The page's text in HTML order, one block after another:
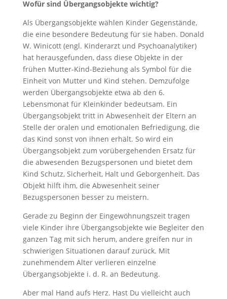
Wofür sind Übergangsobjekte wichtig?
Als Übergangsobjekte wählen Kinder Gegenstände,
die eine besondere Bedeutung für sie haben. Donald
W. Winicott (engl. Kinderarzt und Psychoanalytiker)
hat herausgefunden, dass diese Objekte in der
frühen Mutter-Kind-Beziehung als Symbol für die
Einheit von Mutter und Kind stehen. Demzufolge
werden Übergangsobjekte etwa ab den 6.
Lebensmonat für Kleinkinder bedeutsam. Ein
Übergangsobjekt tritt in Abwesenheit der Eltern an
Stelle der oralen und emotionalen Befriedigung, die
das Kind sonst von ihnen erhält. So wird ein
Übergangsobjekt zum vorübergehenden Ersatz für
die abwesenden Bezugspersonen und bietet dem
Kind Schutz, Sicherheit, Halt und Geborgenheit. Das
Objekt hilft ihm, die Abwesenheit seiner
Bezugspersonen besser zu meistern.
Gerade zu Beginn der Eingewöhnungszeit tragen
viele Kinder ihre Übergangsobjekte wie Begleiter den
ganzen Tag mit sich herum, andere greifen nur in
schwierigen Situationen darauf zurück. Mit
zunehmendem Alter verlieren einzelne
Übergangsobjekte i. d. R. an Bedeutung.
Aber mal Hand aufs Herz. Hast Du vielleicht auch